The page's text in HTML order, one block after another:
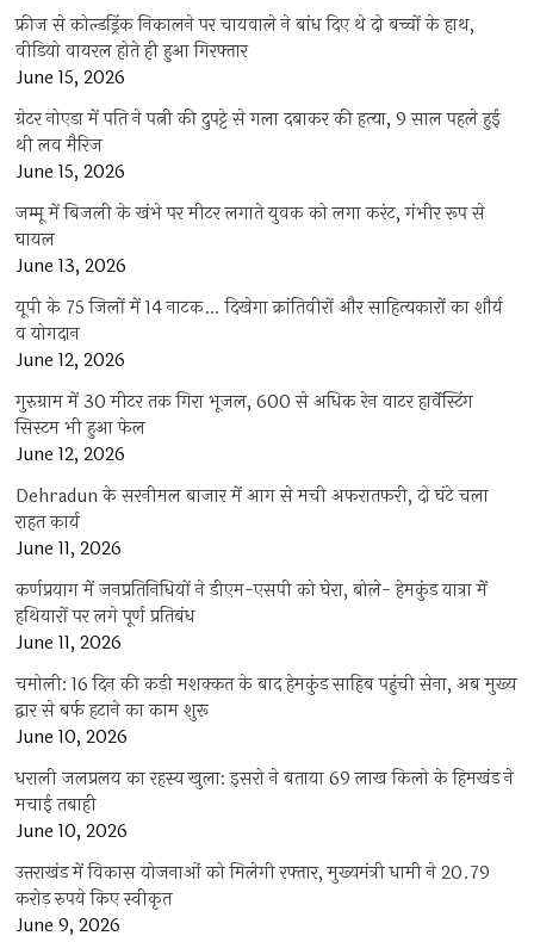
फ्रीज से कोल्डड्रिंक निकालने पर चायवाले ने बांध दिए थे दो बच्चों के हाथ,
वीडियो वायरल होते ही हुआ गिरफ्तार
June 15, 2026
ग्रेटर नोएडा में पति ने पत्नी की दुपट्टे से गला दबाकर की हत्या, 9 साल पहले हुई
थी लव मैरिज
June 15, 2026
जम्मू में बिजली के खंभे पर मीटर लगाते युवक को लगा करंट, गंभीर रूप से
घायल
June 13, 2026
यूपी के 75 जिलों में 14 नाटक… दिखेगा क्रांतिवीरों और साहित्यकारों का शौर्य
व योगदान
June 12, 2026
गुरुग्राम में 30 मीटर तक गिरा भूजल, 600 से अधिक रेन वाटर हार्वेस्टिंग
सिस्टम भी हुआ फेल
June 12, 2026
Dehradun के सरनीमल बाजार में आग से मची अफरातफरी, दो घंटे चला
राहत कार्य
June 11, 2026
कर्णप्रयाग में जनप्रतिनिधियों ने डीएम-एसपी को घेरा, बोले- हेमकुंड यात्रा में
हथियारों पर लगे पूर्ण प्रतिबंध
June 11, 2026
चमोली: 16 दिन की कड़ी मशक्कत के बाद हेमकुंड साहिब पहुंची सेना, अब मुख्य
द्वार से बर्फ हटाने का काम शुरू
June 10, 2026
धराली जलप्रलय का रहस्य खुला: इसरो ने बताया 69 लाख किलो के हिमखंड ने
मचाई तबाही
June 10, 2026
उत्तराखंड में विकास योजनाओं को मिलेगी रफ्तार, मुख्यमंत्री धामी ने 20.79
करोड़ रुपये किए स्वीकृत
June 9, 2026